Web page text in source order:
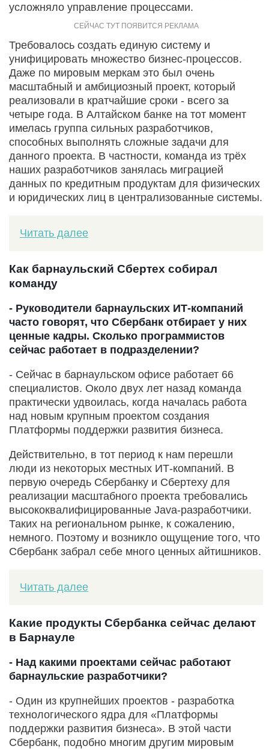
усложняло управление процессами.
Требовалось создать единую систему и
унифицировать множество бизнес-процессов.
Даже по мировым меркам это был очень
масштабный и амбициозный проект, который
реализовали в кратчайшие сроки - всего за
четыре года. В Алтайском банке на тот момент
имелась группа сильных разработчиков,
способных выполнять сложные задачи для
данного проекта. В частности, команда из трёх
наших разработчиков занялась миграцией
данных по кредитным продуктам для физических
и юридических лиц в централизованные системы.
Читать далее
Как барнаульский Сбертех собирал
команду
- Руководители барнаульских ИТ-компаний
часто говорят, что Сбербанк отбирает у них
ценные кадры. Сколько программистов
сейчас работает в подразделении?
- Сейчас в барнаульском офисе работает 66
специалистов. Около двух лет назад команда
практически удвоилась, когда началась работа
над новым крупным проектом создания
Платформы поддержки развития бизнеса.
Действительно, в тот период к нам перешли
люди из некоторых местных ИТ-компаний. В
первую очередь Сбербанку и Сбертеху для
реализации масштабного проекта требовались
высококвалифицированные Java-разработчики.
Таких на региональном рынке, к сожалению,
немного. Поэтому и возникло ощущение того, что
Сбербанк забрал себе много ценных айтишников.
Читать далее
Какие продукты Сбербанка сейчас делают
в Барнауле
- Над какими проектами сейчас работают
барнаульские разработчики?
- Один из крупнейших проектов - разработка
технологического ядра для «Платформы
поддержки развития бизнеса». В этой части
Сбербанк, подобно многим другим мировым